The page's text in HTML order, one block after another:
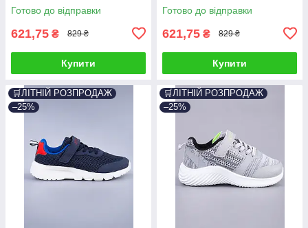
Готово до відправки
621,75 ₴ 829 ₴
Купити
Готово до відправки
621,75 ₴ 829 ₴
Купити
🛒ЛІТНІЙ РОЗПРОДАЖ
–25%
🛒ЛІТНІЙ РОЗПРОДАЖ
–25%